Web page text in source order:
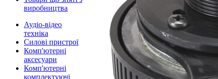
виробництва
Аудіо-відео
техніка
Силові пристрої
Комп'ютерні
аксесуари
Комп'ютерні
комплектуючі